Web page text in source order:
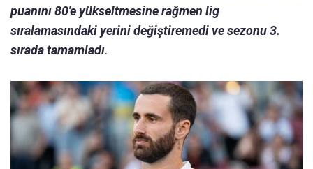
puanını 80'e yükseltmesine rağmen lig
sıralamasındaki yerini değiştiremedi ve sezonu 3.
sırada tamamladı.